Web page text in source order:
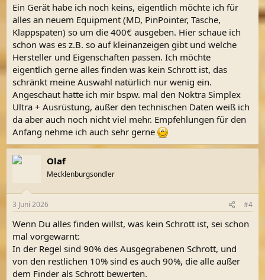
Ein Gerät habe ich noch keins, eigentlich möchte ich für
alles an neuem Equipment (MD, PinPointer, Tasche,
Klappspaten) so um die 400€ ausgeben. Hier schaue ich
schon was es z.B. so auf kleinanzeigen gibt und welche
Hersteller und Eigenschaften passen. Ich möchte
eigentlich gerne alles finden was kein Schrott ist, das
schränkt meine Auswahl natürlich nur wenig ein.
Angeschaut hatte ich mir bspw. mal den Noktra Simplex
Ultra + Ausrüstung, außer den technischen Daten weiß ich
da aber auch noch nicht viel mehr. Empfehlungen für den
Anfang nehme ich auch sehr gerne
Olaf
Mecklenburgsondler
3 Juni 2026 #4
Wenn Du alles finden willst, was kein Schrott ist, sei schon
mal vorgewarnt:
In der Regel sind 90% des Ausgegrabenen Schrott, und
von den restlichen 10% sind es auch 90%, die alle außer
dem Finder als Schrott bewerten.